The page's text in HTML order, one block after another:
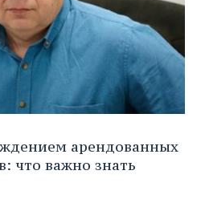
арендованных
что важно знать